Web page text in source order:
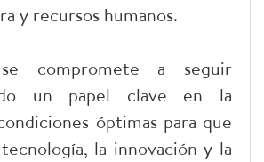
y recursos humanos.
compromete a seguir
un papel clave en la
óptimas para que
la innovación y la